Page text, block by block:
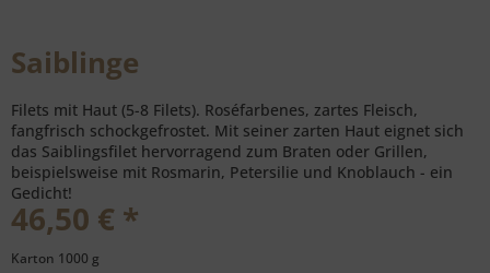
Saiblinge
Filets mit Haut (5-8 Filets). Roséfarbenes, zartes Fleisch,
fangfrisch schockgefrostet. Mit seiner zarten Haut eignet sich
das Saiblingsfilet hervorragend zum Braten oder Grillen,
beispielsweise mit Rosmarin, Petersilie und Knoblauch - ein
Gedicht!
46,50 € *
Karton 1000 g